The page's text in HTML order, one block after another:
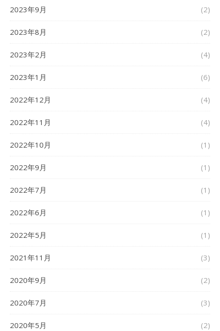
2023年9月 (2)
2023年8月 (2)
2023年2月 (4)
2023年1月 (6)
2022年12月 (4)
2022年11月 (4)
2022年10月 (1)
2022年9月 (1)
2022年7月 (1)
2022年6月 (1)
2022年5月 (1)
2021年11月 (3)
2020年9月 (2)
2020年7月 (3)
2020年5月 (2)